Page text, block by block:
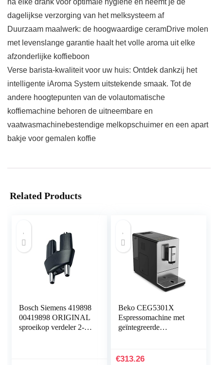
na elke drank voor optimale hygiëne en neemt je de
dagelijkse verzorging van het melksysteem af
Duurzaam maalwerk: de hoogwaardige ceramDrive molen
met levenslange garantie haalt het volle aroma uit elke
afzonderlijke koffieboon
Verse barista-kwaliteit voor uw huis: Ontdek dankzij het
intelligente iAroma System uitstekende smaak. Tot de
andere hoogtepunten van de volautomatische
koffiemachine behoren de uitneembare en
vaatwasmachinebestendige melkopschuimer en een apart
bakje voor gemalen koffie
Related Products
Bosch Siemens 419898
00419898 ORIGINAL
sproeikop verdeler 2-
Beko CEG5301X
Espressomachine met
geïntegreerde
€313.26